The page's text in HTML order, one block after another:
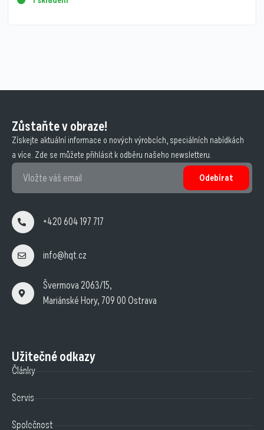
Zůstaňte v obraze!
Získejte aktuální informace o nových výrobcích, speciálních nabídkách
a více. Zde se můžete přihlásit k odběru našeho newsletteru.
Odebírat
+420 604 197 717
info@hqt.cz
Švermova 2063/15,
Mariánské Hory, 709 00 Ostrava
Užitečné odkazy
Články
Servis
Společnost